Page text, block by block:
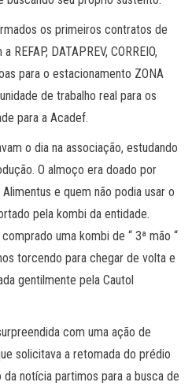
os primeiros contratos de
DATAPREV, CORREIO,
para o estacionamento ZONA
de trabalho real para os
para a Acadef.
o dia na associação, estudando
O almoço era doado por
e quem não podia usar o
pela kombi da entidade.
uma kombi de “ 3ª mão “
torcendo para chegar de volta e
gentilmente pela Cautol
com uma ação de
solicitava a retomada do prédio
notícia partimos para a busca de